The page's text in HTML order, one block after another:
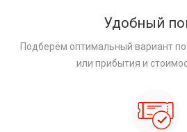
Удобный
Подберём оптимальный вариант
или прибытия и